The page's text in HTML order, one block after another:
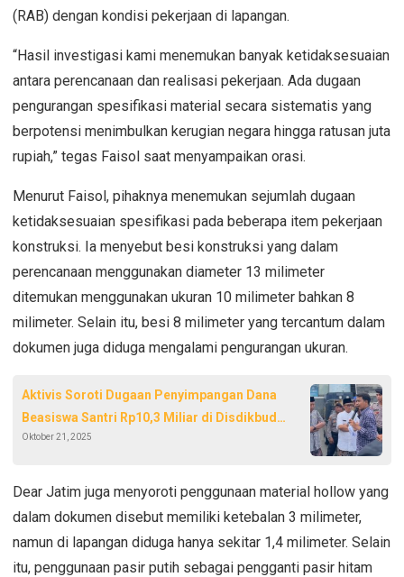
(RAB) dengan kondisi pekerjaan di lapangan.
“Hasil investigasi kami menemukan banyak ketidaksesuaian
antara perencanaan dan realisasi pekerjaan. Ada dugaan
pengurangan spesifikasi material secara sistematis yang
berpotensi menimbulkan kerugian negara hingga ratusan juta
rupiah,” tegas Faisol saat menyampaikan orasi.
Menurut Faisol, pihaknya menemukan sejumlah dugaan
ketidaksesuaian spesifikasi pada beberapa item pekerjaan
konstruksi. Ia menyebut besi konstruksi yang dalam
perencanaan menggunakan diameter 13 milimeter
ditemukan menggunakan ukuran 10 milimeter bahkan 8
milimeter. Selain itu, besi 8 milimeter yang tercantum dalam
dokumen juga diduga mengalami pengurangan ukuran.
Aktivis Soroti Dugaan Penyimpangan Dana
Beasiswa Santri Rp10,3 Miliar di Disdikbud
Pamekasan
Oktober 21, 2025
Dear Jatim juga menyoroti penggunaan material hollow yang
dalam dokumen disebut memiliki ketebalan 3 milimeter,
namun di lapangan diduga hanya sekitar 1,4 milimeter. Selain
itu, penggunaan pasir putih sebagai pengganti pasir hitam